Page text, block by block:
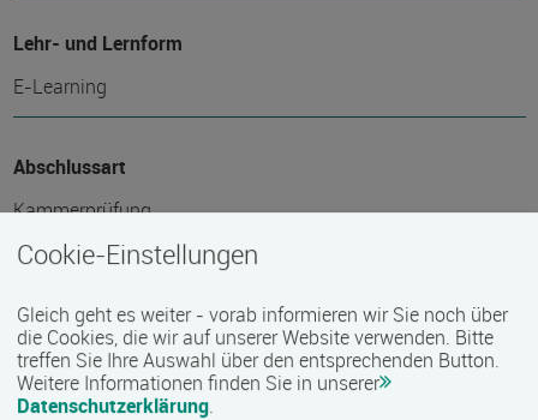
Lehr- und Lernform
E-Learning
Abschlussart
Kammerprüfung
IHK Abschluss Fachwirt/-in für Versicherungen und
Finanzen. DQR-Niveau: Bachelor Professional.
Cookie-Einstellungen
Gleich geht es weiter - vorab informieren wir Sie noch über
die Cookies, die wir auf unserer Website verwenden. Bitte
treffen Sie Ihre Auswahl über den entsprechenden Button.
Weitere Informationen finden Sie in unserer
Datenschutzerklärung.